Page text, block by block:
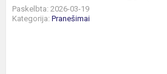
Paskelbta: 2026-03-19
Kategorija: Pranešimai